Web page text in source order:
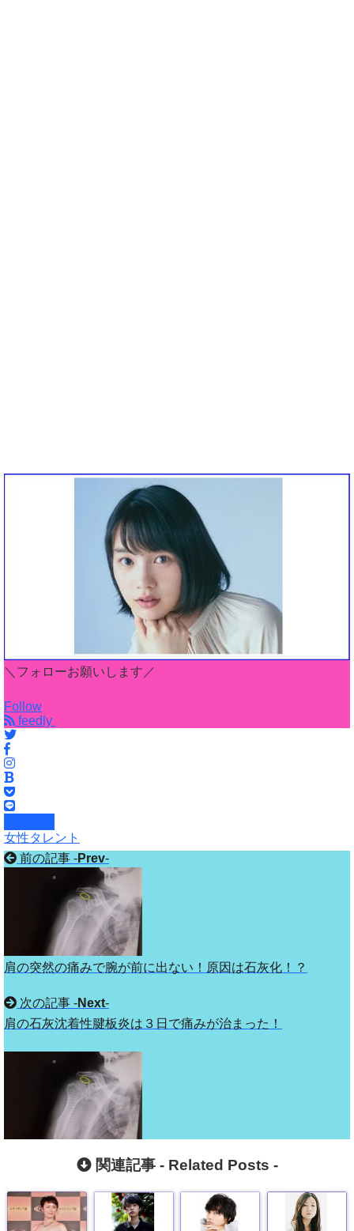
＼フォローお願いします／
Follow
feedly
女性タレント
前の記事 -Prev-
肩の突然の痛みで腕が前に出ない！原因は石灰化！？
次の記事 -Next-
肩の石灰沈着性腱板炎は３日で痛みが治まった！
関連記事 - Related Posts -